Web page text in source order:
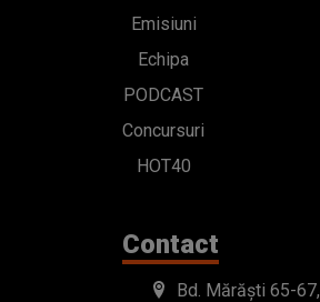
Emisiuni
Echipa
PODCAST
Concursuri
HOT40
Contact
Bd. Mărăști 65-67,